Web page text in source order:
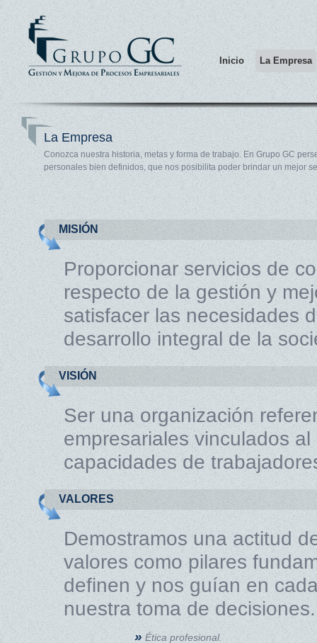
Inicio La Empresa
La Empresa
Conozca nuestra historia, metas y forma de trabajo. En Grupo GC
personales bien definidos, que nos posibilita poder brindar un mejor
MISIÓN
Proporcionar servicios de
respecto de la gestión y
satisfacer las necesidades
desarrollo integral de la
VISIÓN
Ser una organización
empresariales vinculados
capacidades de
VALORES
Demostramos una actitud
valores como pilares
definen y nos guían en
nuestra toma de decisiones.
»Ética profesional.